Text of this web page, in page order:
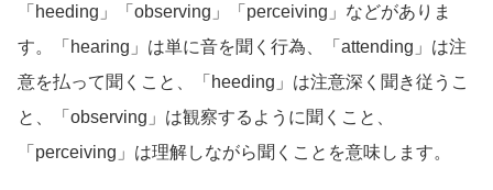
「heeding」「observing」「perceiving」などがありま
す。「hearing」は単に音を聞く行為、「attending」は注
意を払って聞くこと、「heeding」は注意深く聞き従うこ
と、「observing」は観察するように聞くこと、
「perceiving」は理解しながら聞くことを意味します。